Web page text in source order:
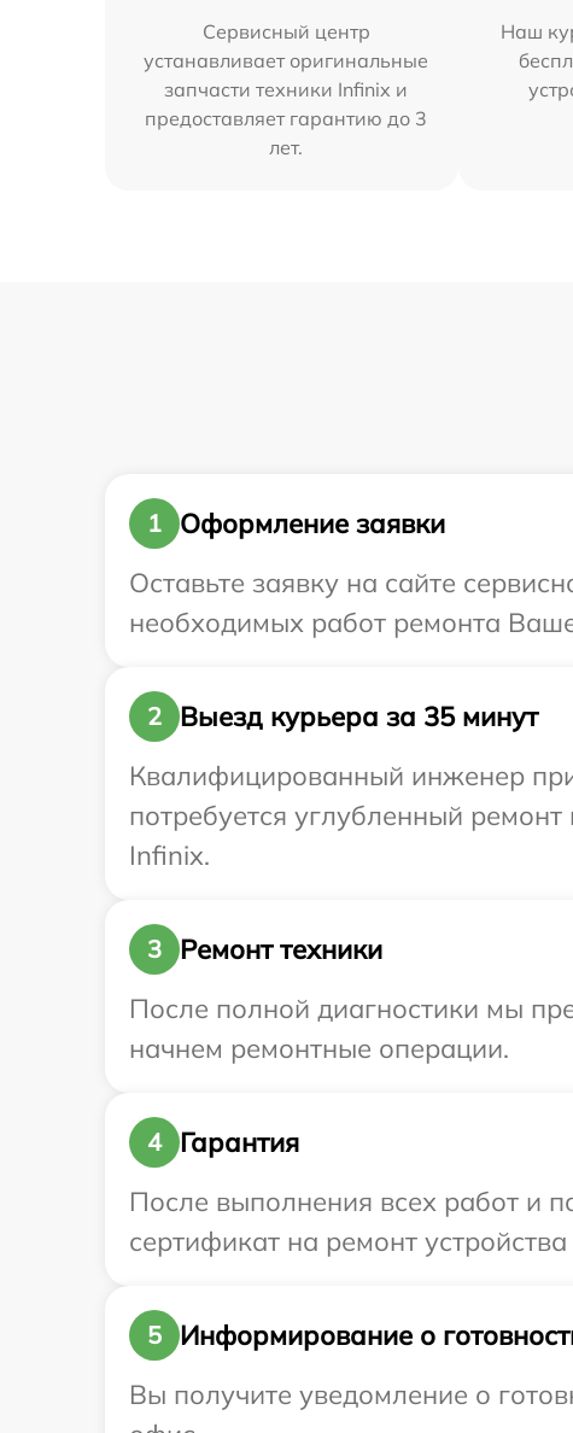
Сервисный центр
устанавливает оригинальные
запчасти техники Infinix и
предоставляет гарантию до 3
лет.
Наш
1
Оформление заявки
Оставьте заявку на сайте
необходимых работ ремонта
2
Выезд курьера за 35 минут
Квалифицированный инженер
потребуется углубленный
Infinix.
3
Ремонт техники
После полной диагностики мы
начнем ремонтные операции.
4
Гарантия
После выполнения всех работ и
сертификат на ремонт
5
Информирование о
Вы получите уведомление о